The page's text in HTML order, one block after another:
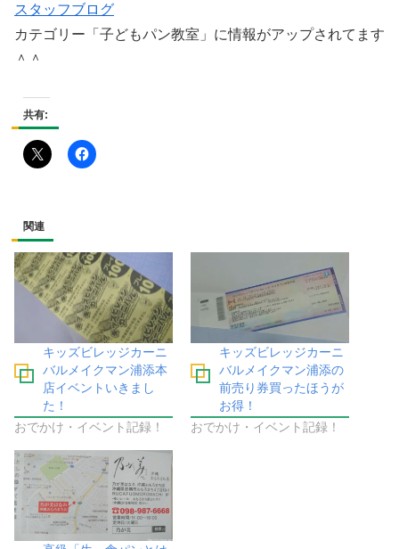
スタッフブログ
カテゴリー「子どもパン教室」に情報がアップされてます
＾＾
共有:
関連
キッズビレッジカーニ
バルメイクマン浦添本
店イベントいきまし
た！
おでかけ・イベント記録！
キッズビレッジカーニ
バルメイクマン浦添の
前売り券買ったほうが
お得！
おでかけ・イベント記録！